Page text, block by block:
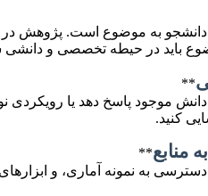
به موضوع است. پژوهش در
باید در حیطه تخصصی و دانشی
**
دانش موجود پاسخ دهد یا
کنید.
**
دسترسی به نمونه آماری، و